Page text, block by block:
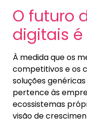
O futuro
digitais é
À medida que os
competitivos e os
soluções
pertence às
ecossistemas
visão de